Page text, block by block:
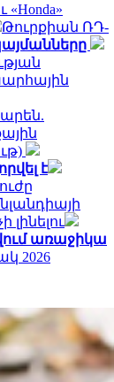
Թուրքիան ՌԴ-
է
առաջիկա
2026